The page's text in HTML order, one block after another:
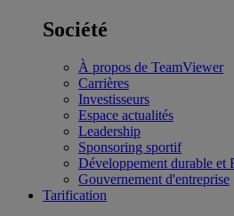
Société
À propos de TeamViewer
Carrières
Investisseurs
Espace actualités
Leadership
Sponsoring sportif
Développement durable et
Gouvernement d'entreprise
Tarification